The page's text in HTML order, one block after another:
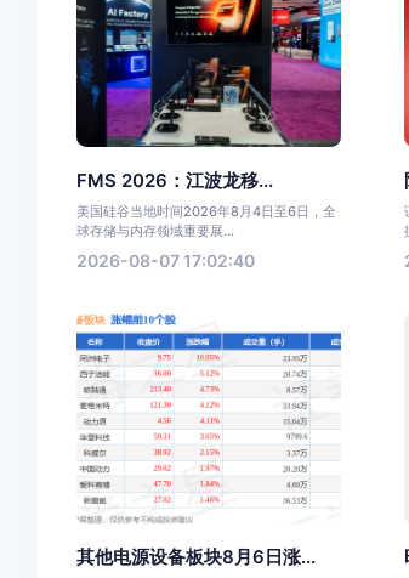
FMS 2026：江波龙移...
美国硅谷当地时间2026年8月4日至6日，全
球存储与内存领域重要展...
2026-08-07 17:02:40
其他电源设备板块8月6日涨...